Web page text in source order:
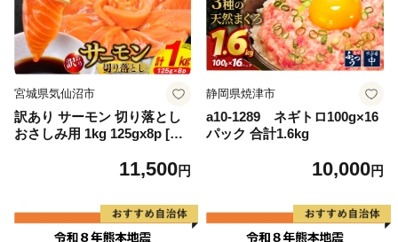
宮城県気仙沼市
訳あり サーモン 切り落とし
おさしみ用 1kg 125gx8p [足
4313] 魚 魚介類 鮭 お刺し身
介
11,500円
静岡県焼津市
a10-1289 ネギトロ100g×16
パック 合計1.6kg
10,000円